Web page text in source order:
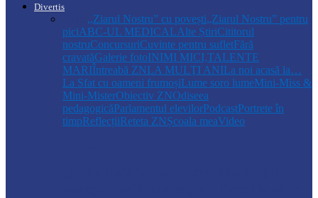
Divertis
,,Ziarul Nostru” cu povești„Ziarul Nostru” pentru
piciABC-UL MEDICALAlte ȘtiriCititorul
nostruConcursuriCuvinte pentru sufletFără
cravatăGalerie fotoINIMI MICI,TALENTE
MARIÎntreabă ZNLA MULŢI ANILa noi acasă la…
La Sfat cu oameni frumoșiLume soro lumeMini-Miss &
Mini-MisterObiectiv ZNOdiseea
pedagogicăParlamentul elevilorPodcastPortrete în
timpReflecțiiReteta ZNȘcoala meaVideo